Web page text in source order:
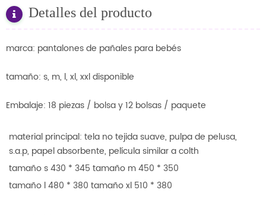
Detalles del producto
marca: pantalones de pañales para bebés
tamaño: s, m, l, xl, xxl disponible
Embalaje: 18 piezas / bolsa y 12 bolsas / paquete
material principal: tela no tejida suave, pulpa de pelusa,
s.a.p, papel absorbente, película similar a colth
tamaño s 430 * 345 tamaño m 450 * 350
tamaño l 480 * 380 tamaño xl 510 * 380